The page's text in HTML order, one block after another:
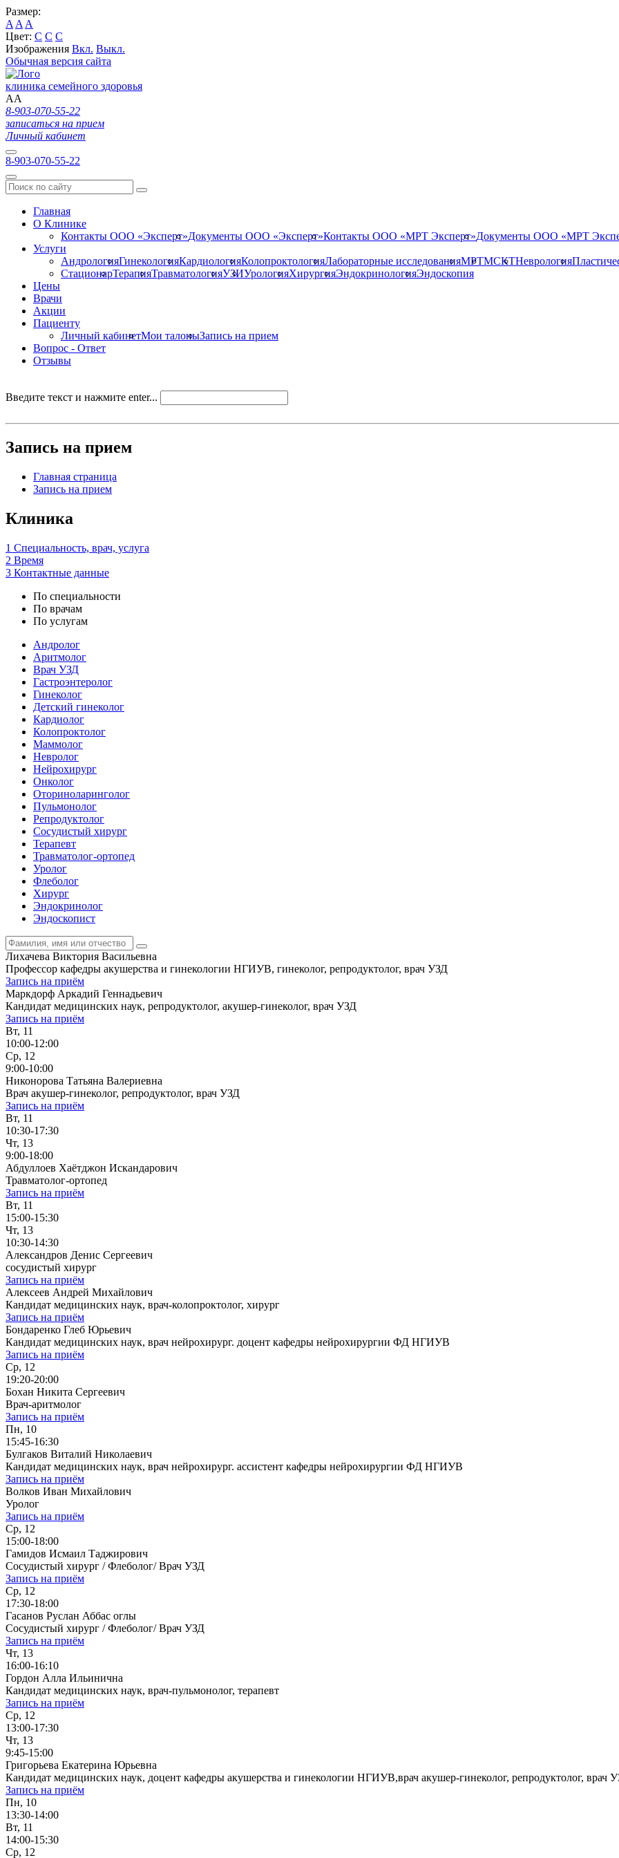
Размер:
A A A
Цвет: C C C
Изображения Вкл. Выкл.
Обычная версия сайта
клиника семейного здоровья
AA
8-903-070-55-22
записаться на прием
Личный кабинет
8-903-070-55-22
Главная
О Клинике
Контакты ООО «Эксперт»Документы ООО «Эксперт»Контакты ООО «МРТ Эксперт»Документы ООО «МРТ
Услуги
АндрологияГинекологияКардиологияКолопроктологияЛабораторные исследованияМРТМСКТНеврология
СтационарТерапияТравматологияУЗИУрологияХирургияЭндокринологияЭндоскопия
Цены
Врачи
Акции
Пациенту
Личный кабинетМои талоныЗапись на прием
Вопрос - Ответ
Отзывы
Введите текст и нажмите enter...
Запись на прием
Главная страница
Запись на прием
Клиника
1 Специальность, врач, услуга
2 Время
3 Контактные данные
По специальности
По врачам
По услугам
Андролог
Аритмолог
Врач УЗД
Гастроэнтеролог
Гинеколог
Детский гинеколог
Кардиолог
Колопроктолог
Маммолог
Невролог
Нейрохирург
Онколог
Оториноларинголог
Пульмонолог
Репродуктолог
Сосудистый хирург
Терапевт
Травматолог-ортопед
Уролог
Флеболог
Хирург
Эндокринолог
Эндоскопист
Лихачева Виктория Васильевна
Профессор кафедры акушерства и гинекологии НГИУВ, гинеколог, репродуктолог, врач УЗД
Запись на приём
Маркдорф Аркадий Геннадьевич
Кандидат медицинских наук, репродуктолог, акушер-гинеколог, врач УЗД
Запись на приём
Вт, 11
10:00-12:00
Ср, 12
9:00-10:00
Никонорова Татьяна Валериевна
Врач акушер-гинеколог, репродуктолог, врач УЗД
Запись на приём
Вт, 11
10:30-17:30
Чт, 13
9:00-18:00
Абдуллоев Хаётджон Искандарович
Травматолог-ортопед
Запись на приём
Вт, 11
15:00-15:30
Чт, 13
10:30-14:30
Александров Денис Сергеевич
сосудистый хирург
Запись на приём
Алексеев Андрей Михайлович
Кандидат медицинских наук, врач-колопроктолог, хирург
Запись на приём
Бондаренко Глеб Юрьевич
Кандидат медицинских наук, врач нейрохирург. доцент кафедры нейрохирургии ФД НГИУВ
Запись на приём
Ср, 12
19:20-20:00
Бохан Никита Сергеевич
Врач-аритмолог
Запись на приём
Пн, 10
15:45-16:30
Булгаков Виталий Николаевич
Кандидат медицинских наук, врач нейрохирург. ассистент кафедры нейрохирургии ФД НГИУВ
Запись на приём
Волков Иван Михайлович
Уролог
Запись на приём
Ср, 12
15:00-18:00
Гамидов Исмаил Таджирович
Сосудистый хирург / Флеболог/ Врач УЗД
Запись на приём
Ср, 12
17:30-18:00
Гасанов Руслан Аббас оглы
Сосудистый хирург / Флеболог/ Врач УЗД
Запись на приём
Чт, 13
16:00-16:10
Гордон Алла Ильинична
Кандидат медицинских наук, врач-пульмонолог, терапевт
Запись на приём
Ср, 12
13:00-17:30
Чт, 13
9:45-15:00
Григорьева Екатерина Юрьевна
Кандидат медицинских наук, доцент кафедры акушерства и гинекологии НГИУВ,врач акушер-гинеколог, репродуктолог, врач
Запись на приём
Пн, 10
13:30-14:00
Вт, 11
14:00-15:30
Ср, 12